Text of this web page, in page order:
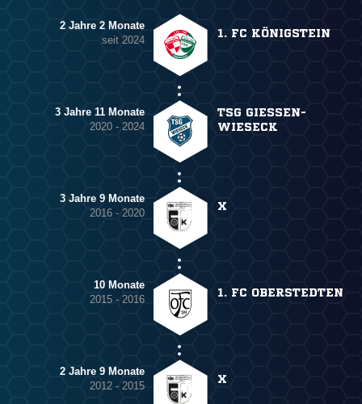
2 Jahre 2 Monate
seit 2024
1. FC KÖNIGSTEIN
3 Jahre 11 Monate
2020 - 2024
TSG GIESSEN-W
IESECK
3 Jahre 9 Monate
2016 - 2020
X
10 Monate
2015 - 2016
1. FC OBERSTEDTEN
2 Jahre 9 Monate
2012 - 2015
X